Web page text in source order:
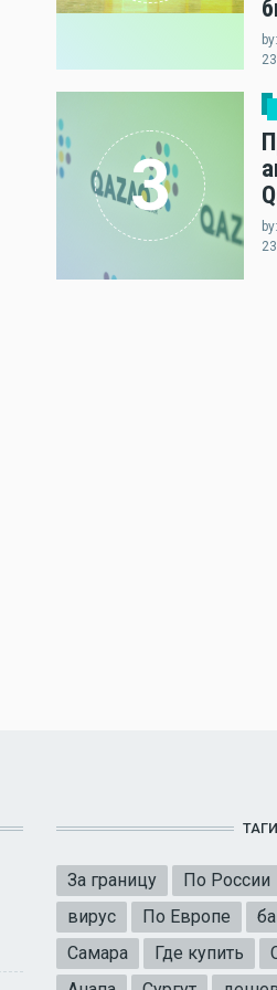
3
ТАГИ
За границу По России
вирус
По Европе
Самара
Где купить